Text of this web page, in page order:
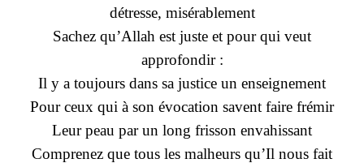
détresse, misérablement
Sachez qu’Allah est juste et pour qui veut
approfondir :
Il y a toujours dans sa justice un enseignement
Pour ceux qui à son évocation savent faire frémir
Leur peau par un long frisson envahissant
Comprenez que tous les malheurs qu’Il nous fait